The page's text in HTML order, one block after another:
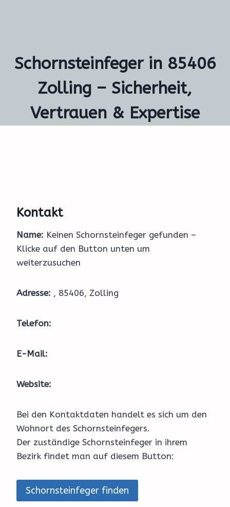
Schornsteinfeger in 85406
Zolling – Sicherheit,
Vertrauen & Expertise
Kontakt
Name: Keinen Schornsteinfeger gefunden –
Klicke auf den Button unten um
weiterzusuchen
Adresse: , 85406, Zolling
Telefon:
E-Mail:
Website:
Bei den Kontaktdaten handelt es sich um den
Wohnort des Schornsteinfegers.
Der zuständige Schornsteinfeger in ihrem
Bezirk findet man auf diesem Button:
Schornsteinfeger finden